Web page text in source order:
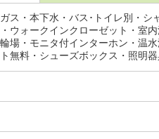
ガス・本下水・バス･トイレ別・
ウォークインクローゼット・室
場・モニタ付インターホン・温
無料・シューズボックス・照明